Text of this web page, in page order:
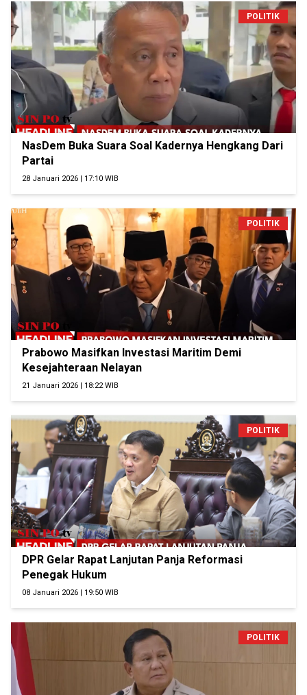
POLITIK
NasDem Buka Suara Soal Kadernya Hengkang Dari
Partai
28 Januari 2026 | 17:10 WIB
POLITIK
Prabowo Masifkan Investasi Maritim Demi
Kesejahteraan Nelayan
21 Januari 2026 | 18:22 WIB
POLITIK
DPR Gelar Rapat Lanjutan Panja Reformasi
Penegak Hukum
08 Januari 2026 | 19:50 WIB
POLITIK